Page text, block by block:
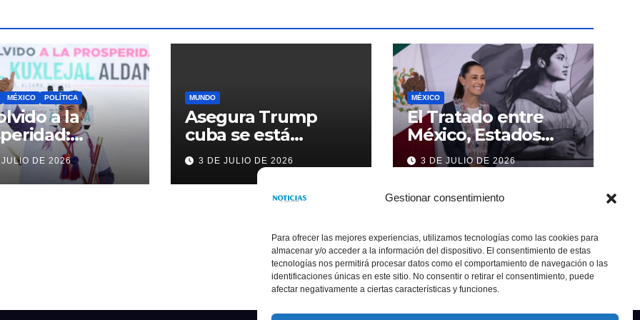
Gestionar consentimiento
Para ofrecer las mejores experiencias, utilizamos tecnologías como las cookies para
almacenar y/o acceder a la información del dispositivo. El consentimiento de estas
tecnologías nos permitirá procesar datos como el comportamiento de navegación o las
identificaciones únicas en este sitio. No consentir o retirar el consentimiento, puede
afectar negativamente a ciertas características y funciones.
MÉXICO POLÍTICA
a la
Ramírez
la
de
DE 2026
MUNDO
Asegura Trump
cuba se está
acercando a
nosotros
3 DE JULIO DE 2026
MÉXICO
El Tratado entre
México, Estados
Unidos y Canadá (T-
MEC) se mantiene
hasta el 2036:
Presidenta Claudia
3 DE JULIO DE 2026